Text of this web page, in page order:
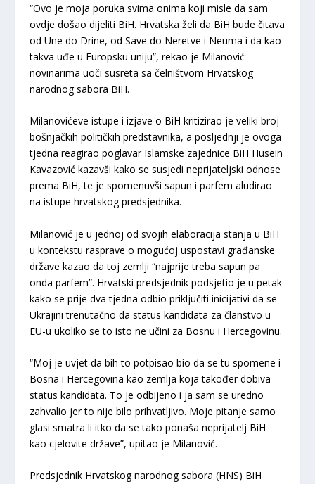
“Ovo je moja poruka svima onima koji misle da sam
ovdje došao dijeliti BiH. Hrvatska želi da BiH bude čitava
od Une do Drine, od Save do Neretve i Neuma i da kao
takva uđe u Europsku uniju”, rekao je Milanović
novinarima uoči susreta sa čelništvom Hrvatskog
narodnog sabora BiH.
Milanovićeve istupe i izjave o BiH kritizirao je veliki broj
bošnjačkih političkih predstavnika, a posljednji je ovoga
tjedna reagirao poglavar Islamske zajednice BiH Husein
Kavazović kazavši kako se susjedi neprijateljski odnose
prema BiH, te je spomenuvši sapun i parfem aludirao
na istupe hrvatskog predsjednika.
Milanović je u jednoj od svojih elaboracija stanja u BiH
u kontekstu rasprave o mogućoj uspostavi građanske
države kazao da toj zemlji “najprije treba sapun pa
onda parfem”. Hrvatski predsjednik podsjetio je u petak
kako se prije dva tjedna odbio priključiti inicijativi da se
Ukrajini trenutačno da status kandidata za članstvo u
EU-u ukoliko se to isto ne učini za Bosnu i Hercegovinu.
“Moj je uvjet da bih to potpisao bio da se tu spomene i
Bosna i Hercegovina kao zemlja koja također dobiva
status kandidata. To je odbijeno i ja sam se uredno
zahvalio jer to nije bilo prihvatljivo. Moje pitanje samo
glasi smatra li itko da se tako ponaša neprijatelj BiH
kao cjelovite države”, upitao je Milanović.
Predsjednik Hrvatskog narodnog sabora (HNS) BiH